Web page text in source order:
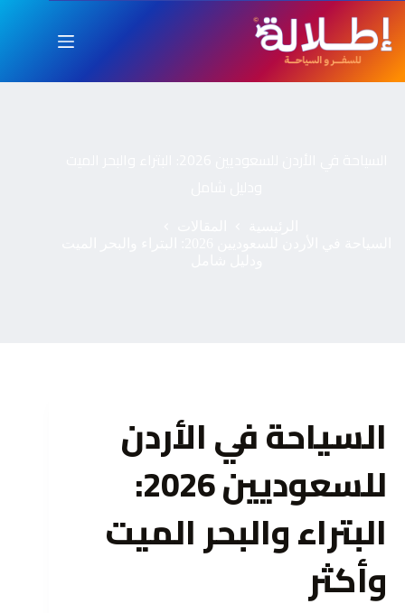
السياحة في الأردن
للسعوديين 2026:
البتراء والبحر الميت
وأكثر